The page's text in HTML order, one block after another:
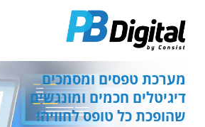
אנטר
מערכת טפסים ומסמכים
דיגיטלים חכמים ומונגשים
שהופכת כל טופס לחוויה!